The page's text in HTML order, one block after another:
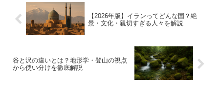
【2026年版】イランってどんな国？絶
景・文化・親切すぎる人々を解説
谷と沢の違いとは？地形学・登山の視点
から使い分けを徹底解説